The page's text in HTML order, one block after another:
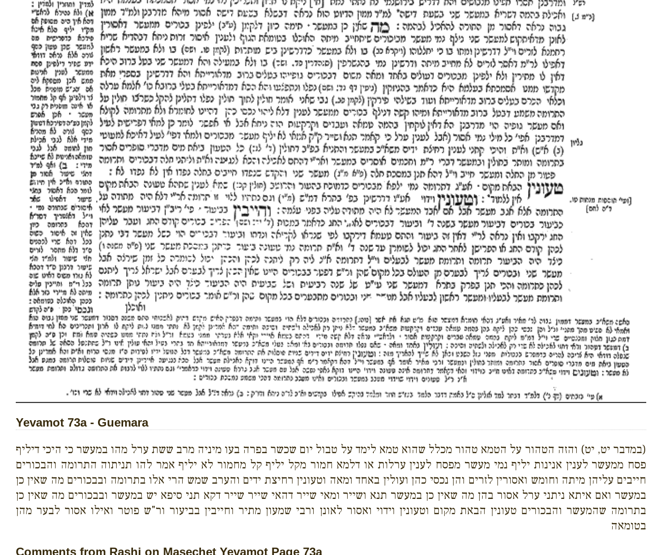
Yevamot 73a - Guemara
(במדבר יט, יט) והזה הטהור על הטמא טהור מכלל שהוא טמא לימד על טבול יום שכשר בפרה בעו מיניה מרב ששת ערל מהו במעשר כי היכי דיליף
פסח ממעשר לענין אנינות יליף נמי מעשר מפסח לענין ערלות או דלמא חמור מקל יליף קל מחמור לא יליף אמר להו תניתוה התרומה והבכורים
חייבים עליהן מיתה וחומש ואסורין לזרים והן נכסי כהן ועולין באחד ומאה וטעונין רחיצת ידים והערב שמש הרי אלו בתרומה ובבכורים מה שאין כן
במעשר ואם איתא ניתני ערל אסור בהן מה שאין כן במעשר תנא ושייר ומאי שייר דהאי שייר שייר דקא תני סיפא יש במעשר ובבכורים מה שאין כן
בתרומה שהמעשר והבכורים טעונין הבאת מקום וטעונין וידוי ואסור לאונן ורבי שמעון מתיר וחייבין בביעור ור"ש פוטר ואילו אסור לבער מהן
בטומאה
Comments from Rashi on Masechet Yevamot Page 73a